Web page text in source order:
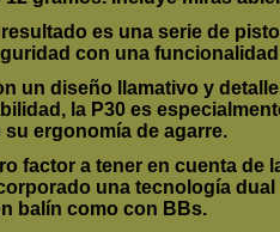
resultado es una serie de
con una funcionalidad
un diseño llamativo y
la P30 es
su ergonomía de agarre.
factor a tener en cuenta de
una tecnología
balín como con BBs.